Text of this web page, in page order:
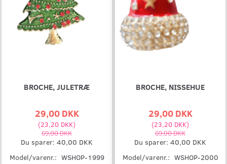
BROCHE, JULETRÆ
29,00 DKK
(23,20 DKK)
69,00 DKK
Du sparer: 40,00 DKK
Model/varenr.: WSHOP-1999
BROCHE, NISSEHUE
29,00 DKK
(23,20 DKK)
69,00 DKK
Du sparer: 40,00 DKK
Model/varenr.: WSHOP-2000